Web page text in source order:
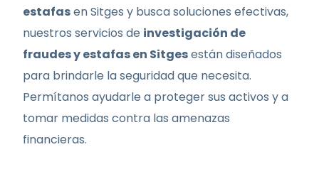
estafasen Sitges y busca soluciones efectivas,
nuestros servicios de investigación de
fraudes y estafas en Sitgesestán diseñados
para brindarle la seguridad que necesita.
Permítanos ayudarle a proteger sus activos y a
tomar medidas contra las amenazas
financieras.